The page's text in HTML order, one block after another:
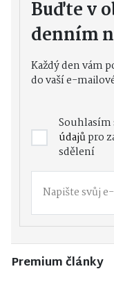
Buďte v
denním
Každý den vám
do vaší e-
Souhlasím
údajůpro
sdělení
Premium články